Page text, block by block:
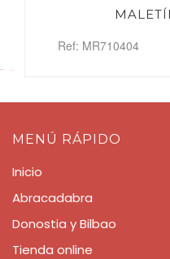
Ref: MR710404
MENÚ RÁPIDO
Inicio
Abracadabra
Donostia y Bilbao
Tienda online